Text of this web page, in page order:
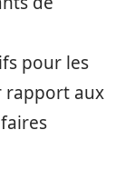
pour les
rapport aux